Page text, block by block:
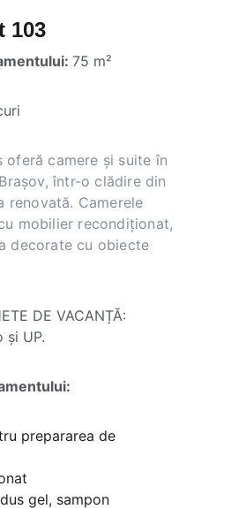
103
75 m²
oferă camere şi suite în
într-o clădire din
renovată. Camerele
mobilier recondiţionat,
decorate cu obiecte
DE VACANȚĂ:
și UP.
prepararea de
gel, sampon